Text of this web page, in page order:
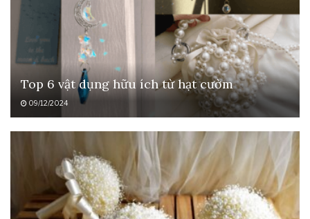
Top 6 vật dụng hữu ích từ hạt cườm
09/12/2024